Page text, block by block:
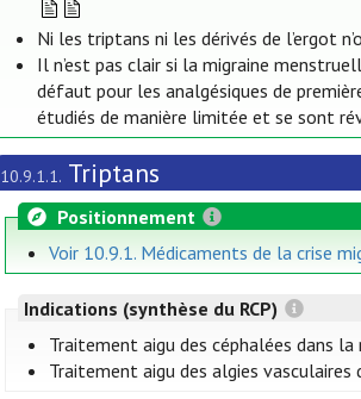
Ni les triptans ni les dérivés de l’ergot
Il n’est pas clair si la migraine
défaut pour les analgésiques de
étudiés de manière limitée et se sont
10.9.1.1. Triptans
Positionnement
Voir 10.9.1. Médicaments de la crise
Indications (synthèse du RCP)
Traitement aigu des céphalées dans
Traitement aigu des algies